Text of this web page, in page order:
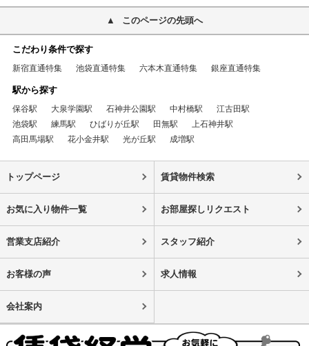
このページの先頭へ
こだわり条件で探す
新宿直通特集 池袋直通特集 六本木直通特集 銀座直通特集
駅から探す
保谷駅 大泉学園駅 石神井公園駅 中村橋駅
江古田駅
池袋駅
練馬駅 ひばりが丘駅 田無駅
上石神井駅
高田馬場駅
花小金井駅 光が丘駅 成増駅
トップページ 賃貸物件検索
お気に入り物件一覧 お部屋探しリクエスト
営業支店紹介 スタッフ紹介
お客様の声 求人情報
会社案内